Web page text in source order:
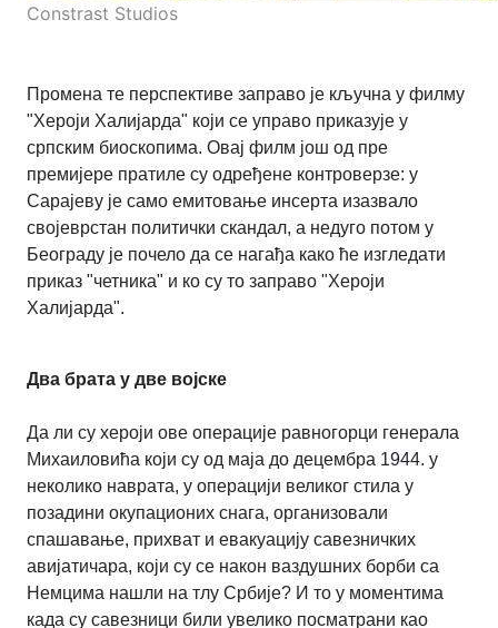
Constrast Studios
Промена те перспективе заправо је кључна у филму
"Хероји Халијарда" који се управо приказује у
српским биоскопима. Овај филм још од пре
премијере пратиле су одређене контроверзе: у
Сарајеву је само емитовање инсерта изазвало
својеврстан политички скандал, а недуго потом у
Београду је почело да се нагађа како ће изгледати
приказ "четника" и ко су то заправо "Хероји
Халијарда".
Два брата у две војске
Да ли су хероји ове операције равногорци генерала
Михаиловића који су од маја до децембра 1944. у
неколико наврата, у операцији великог стила у
позадини окупационих снага, организовали
спашавање, прихват и евакуацију савезничких
авијатичара, који су се након ваздушних борби са
Немцима нашли на тлу Србије? И то у моментима
када су савезници били увелико посматрани као